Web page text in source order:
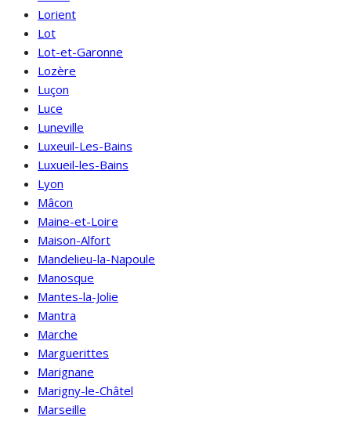
Lorient
Lot
Lot-et-Garonne
Lozère
Luçon
Luce
Luneville
Luxeuil-Les-Bains
Luxueil-les-Bains
Lyon
Mâcon
Maine-et-Loire
Maison-Alfort
Mandelieu-la-Napoule
Manosque
Mantes-la-Jolie
Mantra
Marche
Marguerittes
Marignane
Marigny-le-Châtel
Marseille